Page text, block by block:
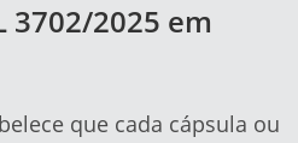
3702/2025 em
que cada cápsula ou